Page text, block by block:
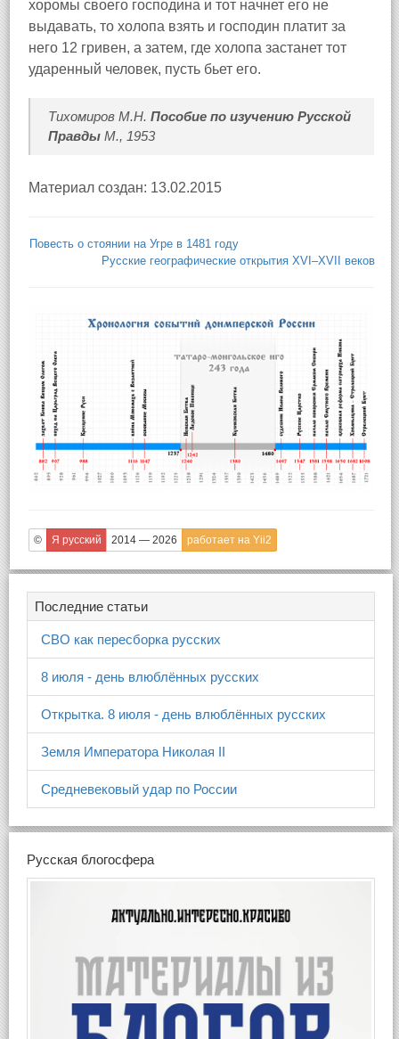
хоромы своего господина и тот начнет его не
выдавать, то холопа взять и господин платит за
него 12 гривен, а затем, где холопа застанет тот
ударенный человек, пусть бьет его.
Тихомиров М.Н. Пособие по изучению Русской
Правды М., 1953
Материал создан: 13.02.2015
Повесть о стоянии на Угре в 1481 году
Русские географические открытия ХVI–XVII веков
© Я русский 2014 — 2026 работает на Yii2
Последние статьи
СВО как пересборка русских
8 июля - день влюблённых русских
Открытка. 8 июля - день влюблённых русских
Земля Императора Николая II
Средневековый удар по России
Русская блогосфера